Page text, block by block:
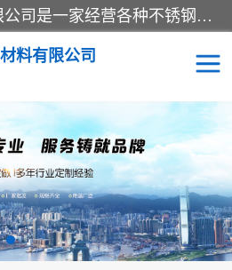
山东华钰金属材料有限公司是一家经营各种不锈钢管材、板材、圆钢、法兰、封头、型材等产品的公司；主营产品有：不锈钢管，激光切割，管件标准件，不锈钢圆钢，不锈钢人孔，不锈钢亮管，不锈钢角钢，不锈钢加工，不锈钢管子，不锈钢工业方管，不锈钢封头，不锈钢法兰，不锈钢阀门，不锈钢槽钢，不锈钢扁钢，不锈钢板等；可为客户制作各种规格的型材及不锈钢配件、非标准件及各种容器具等，能满足客户的不同采购要求。
料有限公司
激光切割
不锈钢圆钢
不锈钢亮管